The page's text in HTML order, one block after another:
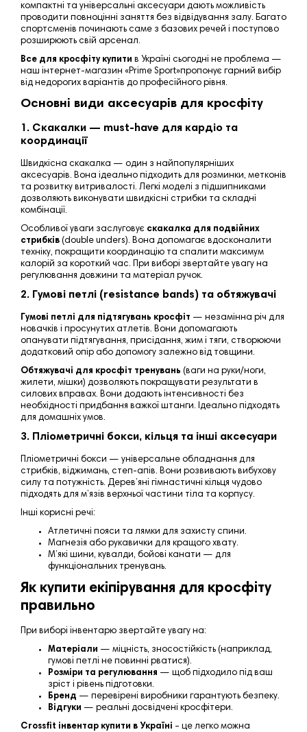
компактні та універсальні аксесуари дають можливість
проводити повноцінні заняття без відвідування залу. Багато
спортсменів починають саме з базових речей і поступово
розширюють свій арсенал.
Все для кросфіту купити в Україні сьогодні не проблема —
наш інтернет-магазин «Prime Sport»пропонує гарний вибір
від недорогих варіантів до професійного рівня.
Основні види аксесуарів для кросфіту
1. Скакалки — must-have для кардіо та
координації
Швидкісна скакалка — один з найпопулярніших
аксесуарів. Вона ідеально підходить для розминки, метконів
та розвитку витривалості. Легкі моделі з підшипниками
дозволяють виконувати швидкісні стрибки та складні
комбінації.
Особливої уваги заслуговує скакалка для подвійних
стрибків (double unders). Вона допомагає вдосконалити
техніку, покращити координацію та спалити максимум
калорій за короткий час. При виборі звертайте увагу на
регулювання довжини та матеріал ручок.
2. Гумові петлі (resistance bands) та обтяжувачі
Гумові петлі для підтягувань кросфіт — незамінна річ для
новачків і просунутих атлетів. Вони допомагають
опанувати підтягування, присідання, жим і тяги, створюючи
додатковий опір або допомогу залежно від товщини.
Обтяжувачі для кросфіт тренувань (ваги на руки/ноги,
жилети, мішки) дозволяють покращувати результати в
силових вправах. Вони додають інтенсивності без
необхідності придбання важкої штанги. Ідеально підходять
для домашніх умов.
3. Пліометричні бокси, кільця та інші аксесуари
Пліометричні бокси — універсальне обладнання для
стрибків, віджимань, степ-апів. Вони розвивають вибухову
силу та потужність. Дерев’яні гімнастичні кільця чудово
підходять для м’язів верхньої частини тіла та корпусу.
Інші корисні речі:
Атлетичні пояси та лямки для захисту спини.
Магнезія або рукавички для кращого хвату.
М’які шини, кувалди, бойові канати — для
функціональних тренувань.
Як купити екіпірування для кросфіту
правильно
При виборі інвентарю звертайте увагу на:
Матеріали — міцність, зносостійкість (наприклад,
гумові петлі не повинні рватися).
Розміри та регулювання — щоб підходило під ваш
зріст і рівень підготовки.
Бренд — перевірені виробники гарантують безпеку.
Відгуки — реальні досвідчені кросфітери.
Crossfit інвентар купити в Україні – це легко можна